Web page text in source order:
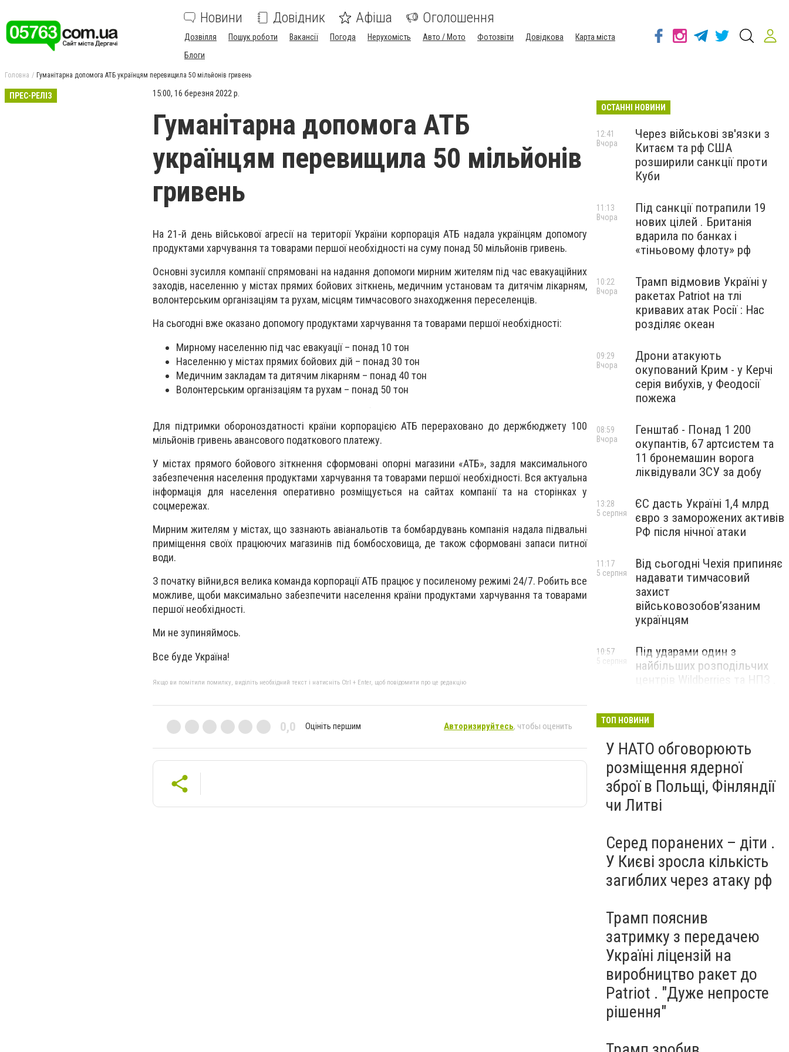
Новини Довідник Афіша Оголошення
Дозвілля Пошук роботи Вакансії Погода Нерухомість Авто / Мото Фотозвіти Довідкова
Карта міста
Блоги
Головна Гуманітарна допомога АТБ українцям перевищила 50 мільйонів гривень
ПРЕС-РЕЛІЗ 15:00, 16 березня 2022 р.
Гуманітарна допомога АТБ
українцям перевищила 50 мільйонів
гривень
На 21-й день військової агресії на території України корпорація АТБ надала українцям допомогу
продуктами харчування та товарами першої необхідності на суму понад 50 мільйонів гривень.
Основні зусилля компанії спрямовані на надання допомоги мирним жителям під час евакуаційних
заходів, населенню у містах прямих бойових зіткнень, медичним установам та дитячім лікарням,
волонтерським організаціям та рухам, місцям тимчасового знаходження переселенців.
На сьогодні вже оказано допомогу продуктами харчування та товарами першої необхідності:
Мирному населенню під час евакуації – понад 10 тон
Населенню у містах прямих бойових дій – понад 30 тон
Медичним закладам та дитячим лікарням – понад 40 тон
Волонтерським організаціям та рухам – понад 50 тон
Для підтримки обороноздатності країни корпорацією АТБ перераховано до держбюджету 100
мільйонів гривень авансового податкового платежу.
У містах прямого бойового зіткнення сформовані опорні магазини «АТБ», задля максимального
забезпечення населення продуктами харчування та товарами першої необхідності. Вся актуальна
інформація для населення оперативно розміщується на сайтах компанії та на сторінках у
соцмережах.
Мирним жителям у містах, що зазнають авіанальотів та бомбардувань компанія надала підвальні
приміщення своїх працюючих магазинів під бомбосховища, де також сформовані запаси питної
води.
З початку війни,вся велика команда корпорації АТБ працює у посиленому режимі 24/7. Робить все
можливе, щоби максимально забезпечити населення країни продуктами харчування та товарами
першої необхідності.
Ми не зупиняймось.
Все буде Україна!
Якщо ви помітили помилку, виділіть необхідний текст і натисніть Ctrl + Enter, щоб повідомити про це редакцію
0,0 Оцініть першим Авторизируйтесь, чтобы оценить
ОСТАННІ НОВИНИ
Через військові зв'язки з
Китаєм та рф США
розширили санкції проти
Куби
12:41
Вчора
Під санкції потрапили 19
нових цілей . Британія
вдарила по банках і
«тіньовому флоту» рф
11:13
Вчора
Трамп відмовив Україні у
ракетах Patriot на тлі
кривавих атак Росії : Нас
розділяє океан
10:22
Вчора
Дрони атакують
окупований Крим - у Керчі
серія вибухів, у Феодосії
пожежа
09:29
Вчора
Генштаб - Понад 1 200
окупантів, 67 артсистем та
11 бронемашин ворога
ліквідували ЗСУ за добу
08:59
Вчора
ЄС дасть Україні 1,4 млрд
євро з заморожених активів
РФ після нічної атаки
13:28
5 серпня
Від сьогодні Чехія припиняє
надавати тимчасовий
захист
військовозобов’язаним
українцям
11:17
5 серпня
Під ударами один з
найбільших розподільчих
центрів Wildberries та НПЗ .
10:57
5 серпня
ТОП НОВИНИ
У НАТО обговорюють
розміщення ядерної
зброї в Польщі, Фінляндії
чи Литві
Серед поранених – діти .
У Києві зросла кількість
загиблих через атаку рф
Трамп пояснив
затримку з передачею
Україні ліцензій на
виробництво ракет до
Patriot . "Дуже непросте
рішення"